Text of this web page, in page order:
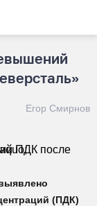
Егор Смирнов
(ПДК)